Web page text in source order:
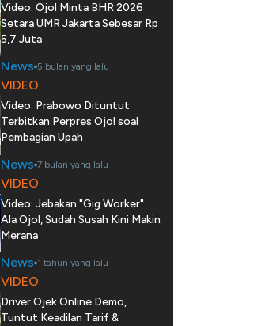
Video: Ojol Minta BHR 2026
Setara UMR Jakarta Sebesar Rp
5,7 Juta
News 5 bulan yang lalu
VIDEO
Video: Prabowo Dituntut
Terbitkan Perpres Ojol soal
Pembagian Upah
News 7 bulan yang lalu
VIDEO
Video: Jebakan "Gig Worker"
Ala Ojol, Sudah Susah Kini Makin
Merana
News 1 tahun yang lalu
VIDEO
Driver Ojek Online Demo,
Tuntut Keadilan Tarif &